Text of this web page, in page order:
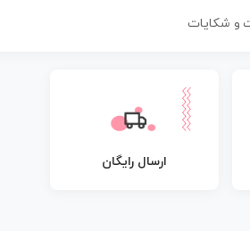
و شکایات
ارسال رایگان